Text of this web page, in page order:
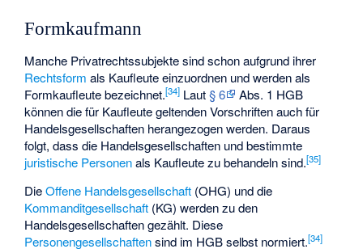
Formkaufmann
Manche Privatrechtssubjekte sind schon aufgrund ihrer
Rechtsform als Kaufleute einzuordnen und werden als
Formkaufleute bezeichnet.[34] Laut§ 6
Abs. 1 HGB
können die für Kaufleute geltenden Vorschriften auch für
Handelsgesellschaften herangezogen werden. Daraus
folgt, dass die Handelsgesellschaften und bestimmte
juristische Personenals Kaufleute zu behandeln sind.[35]
DieOffene Handelsgesellschaft (OHG) und die
Kommanditgesellschaft (KG) werden zu den
Handelsgesellschaften gezählt. Diese
Personengesellschaftensind im HGB selbst normiert.[34]